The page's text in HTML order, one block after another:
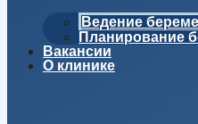
Ведение
Планирование
Вакансии
О клинике